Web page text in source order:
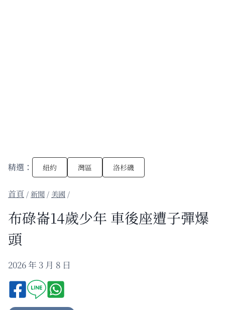
精選： 紐約 灣區 洛杉磯
/新聞 / 美國 /
布碌崙14歲少年 車後座遭子彈爆
頭
2026 年 3 月 8 日